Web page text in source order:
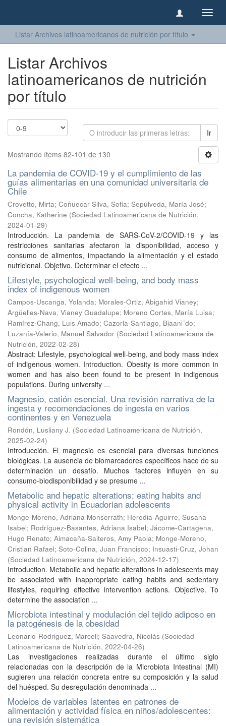
Listar Archivos latinoamericanos de nutrición por título
Listar Archivos
latinoamericanos de nutrición
por título
Ir
Mostrando ítems 82-101 de 130
La pandemia de COVID-19 y el cumplimiento de las
guías alimentarias en una comunidad universitaria de
Chile
Crovetto, Mirta; Coñuecar Silva, Sofia; Sepúlveda, María José;
Concha, Katherine (Sociedad Latinoamericana de Nutrición,
2024-01-29)
Introducción. La pandemia de SARS-CoV-2/COVID-19 y las
restricciones sanitarias afectaron la disponibilidad, acceso y
consumo de alimentos, impactando la alimentación y el estado
nutricional. Objetivo. Determinar el efecto ...
Lifestyle, psychological well-being, and body mass
index of indigenous women
Campos-Uscanga, Yolanda; Morales-Ortiz, Abigahid Vianey;
Argüelles-Nava, Vianey Guadalupe; Moreno Cortes, María Luisa;
Ramírez-Chang, Luis Amado; Cazorla-Santiago, Biaani´do;
Luzanía-Valerio, Manuel Salvador (Sociedad Latinoamericana de
Nutrición, 2022-02-28)
Abstract: Lifestyle, psychological well-being, and body mass index
of indigenous women. Introduction. Obesity is more common in
women and has also been found to be present in indigenous
populations. During university ...
Magnesio, catión esencial. Una revisión narrativa de la
ingesta y recomendaciones de ingesta en varios
continentes y en Venezuela
Rondón, Lusliany J. (Sociedad Latinoamericana de Nutrición,
2025-02-24)
Introducción. El magnesio es esencial para diversas funciones
biológicas. La ausencia de biomarcadores específicos hace de su
determinación un desafío. Muchos factores influyen en su
consumo-biodisponibilidad y se presume ...
Metabolic and hepatic alterations; eating habits and
physical activity in Ecuadorian adolescents
Monge-Moreno, Adriana Monserrath; Heredia-Aguirre, Susana
Isabel; Rodríguez-Basantes, Adriana Isabel; Jácome-Cartagena,
Hugo Renato; Aimacaña-Saiteros, Amy Paola; Monge-Moreno,
Cristian Rafael; Soto-Colina, Juan Francisco; Insuasti-Cruz, Johan
(Sociedad Latinoamericana de Nutrición, 2024-12-17)
Introduction. Metabolic and hepatic alterations in adolescents may
be associated with inappropriate eating habits and sedentary
lifestyles, requiring effective intervention actions. Objective. To
determine the association ...
Microbiota intestinal y modulación del tejido adiposo en
la patogénesis de la obesidad
Leonario-Rodriguez, Marcell; Saavedra, Nicolás (Sociedad
Latinoamericana de Nutrición, 2022-04-26)
Las investigaciones realizadas durante el último siglo
relacionadas con la descripción de la Microbiota Intestinal (MI)
sugieren una relación concreta entre su composición y la salud
del huésped. Su desregulación denominada ...
Modelos de variables latentes en patrones de
alimentación y actividad física en niños/adolescentes:
una revisión sistemática